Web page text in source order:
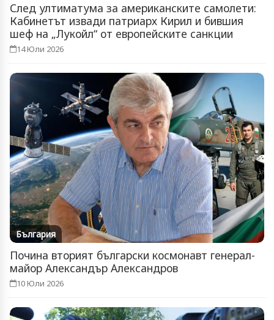
След ултиматума за американските самолети:
Кабинетът извади патриарх Кирил и бившия
шеф на „Лукойл“ от европейските санкции
14 Юли 2026
България
Почина вторият български космонавт генерал-
майор Александър Александров
10 Юли 2026